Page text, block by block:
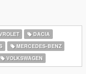
DACIA
MERCEDES-BENZ
VOLKSWAGEN